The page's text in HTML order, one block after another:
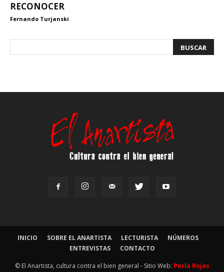
RECONOCER
Fernando Turjanski
INICIO SOBRE EL ANARTISTA LECTURISTA
NÚMEROS
ENTREVISTAS
CONTACTO
© El Anartista, cultura contra el bien general - Sitio Web: Perla Rojas